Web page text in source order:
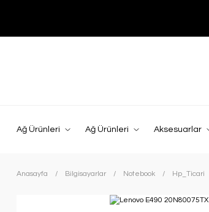
Ağ Ürünleri Ağ Ürünleri Aksesuarlar
Anasayfa Bilgisayarlar Notebook Hp_Ticari